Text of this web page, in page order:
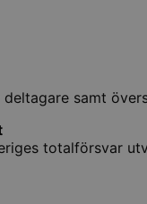
samt
totalförsvar